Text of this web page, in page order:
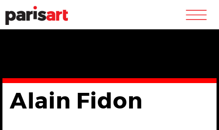
m
Alain Fidon